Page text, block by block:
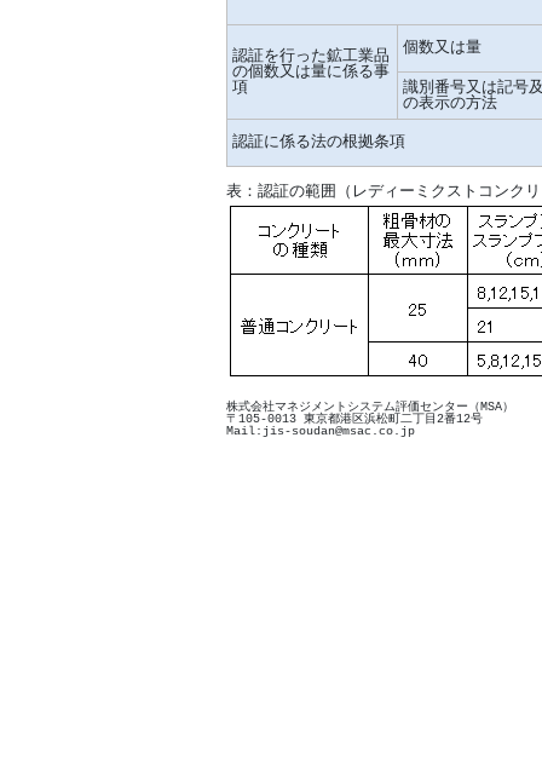
認証を行った鉱工業品
の個数又は量に係る事
項
個数又は量
識別番号又は記号
の表示の方法
認証に係る法の根拠条項
表：認証の範囲（レディーミクストコンク
株式会社マネジメントシステム評価センター（MSA）
〒105-0013 東京都港区浜松町二丁目2番12号
Mail:jis-soudan@msac.co.jp